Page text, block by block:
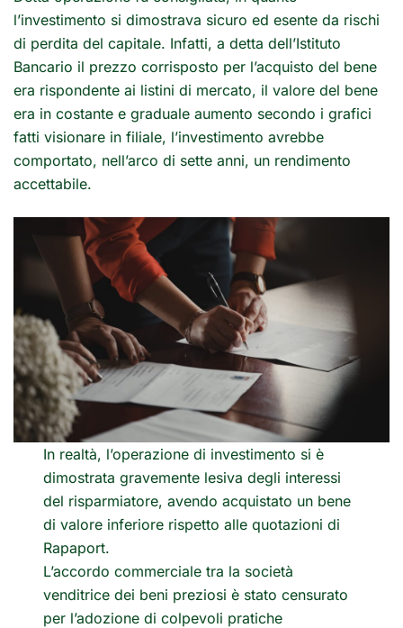
l’investimento si dimostrava sicuro ed esente da rischi
di perdita del capitale. Infatti, a detta dell’Istituto
Bancario il prezzo corrisposto per l’acquisto del bene
era rispondente ai listini di mercato, il valore del bene
era in costante e graduale aumento secondo i grafici
fatti visionare in filiale, l’investimento avrebbe
comportato, nell’arco di sette anni, un rendimento
accettabile.
In realtà, l’operazione di investimento si è
dimostrata gravemente lesiva degli interessi
del risparmiatore, avendo acquistato un bene
di valore inferiore rispetto alle quotazioni di
Rapaport.
L’accordo commerciale tra la società
venditrice dei beni preziosi è stato censurato
per l’adozione di colpevoli pratiche